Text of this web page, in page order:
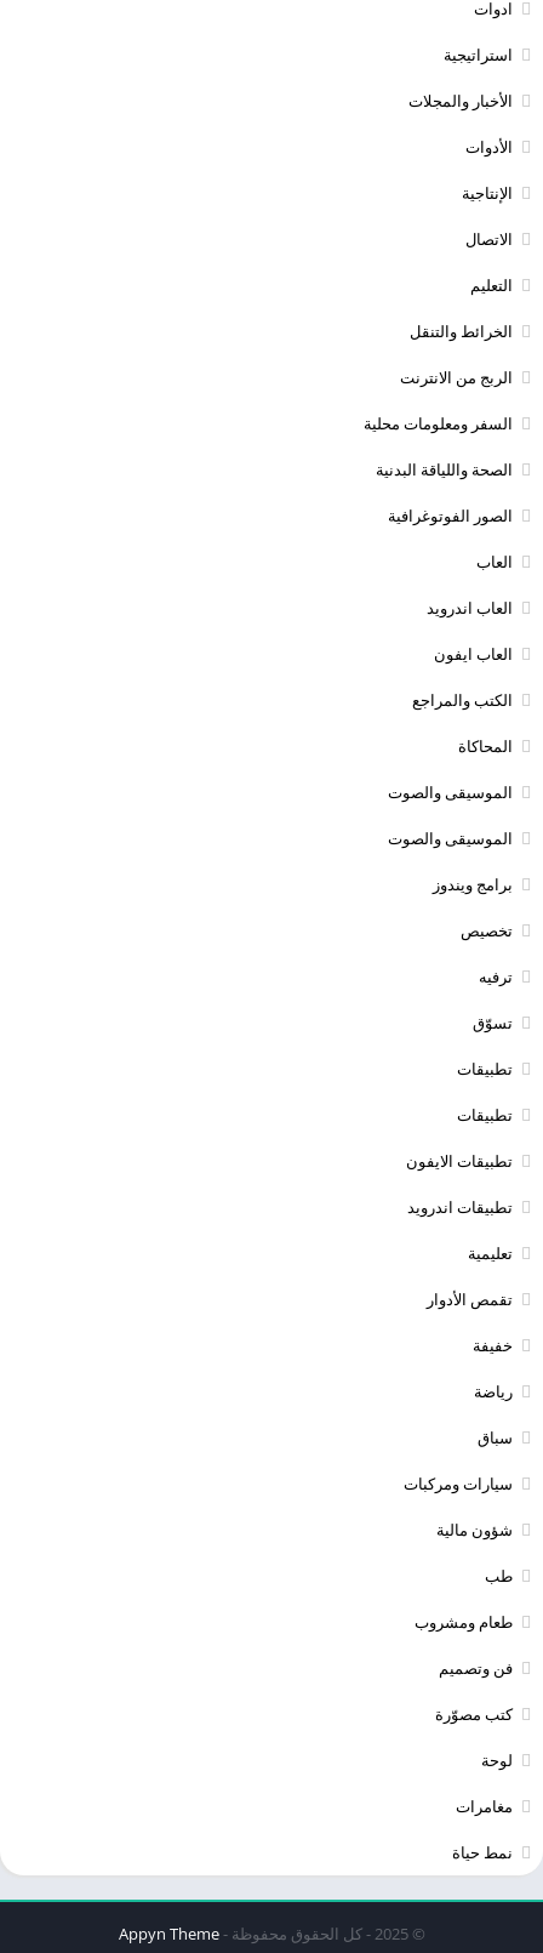
ادوات
استراتيجية
الأخبار والمجلات
الأدوات
الإنتاجية
الاتصال
التعليم
الخرائط والتنقل
الربج من الانترنت
السفر ومعلومات محلية
الصحة واللياقة البدنية
الصور الفوتوغرافية
العاب
العاب اندرويد
العاب ايفون
الكتب والمراجع
المحاكاة
الموسيقى والصوت
الموسيقى والصوت
برامج ويندوز
تخصيص
ترفيه
تسوّق
تطبيقات
تطبيقات
تطبيقات الايفون
تطبيقات اندرويد
تعليمية
تقمص الأدوار
خفيفة
رياضة
سباق
سيارات ومركبات
شؤون مالية
طب
طعام ومشروب
فن وتصميم
كتب مصوّرة
لوحة
مغامرات
نمط حياة
© 2025 - كل الحقوق محفوظة - Appyn Theme